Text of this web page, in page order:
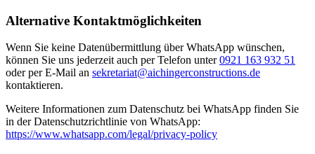
Alternative Kontaktmöglichkeiten
Wenn Sie keine Datenübermittlung über WhatsApp wünschen,
können Sie uns jederzeit auch per Telefon unter0921 163 932 51
oder per E-Mail an sekretariat@aichingerconstructions.de
kontaktieren.
Weitere Informationen zum Datenschutz bei WhatsApp finden Sie
in der Datenschutzrichtlinie von WhatsApp:
https://www.whatsapp.com/legal/privacy-policy